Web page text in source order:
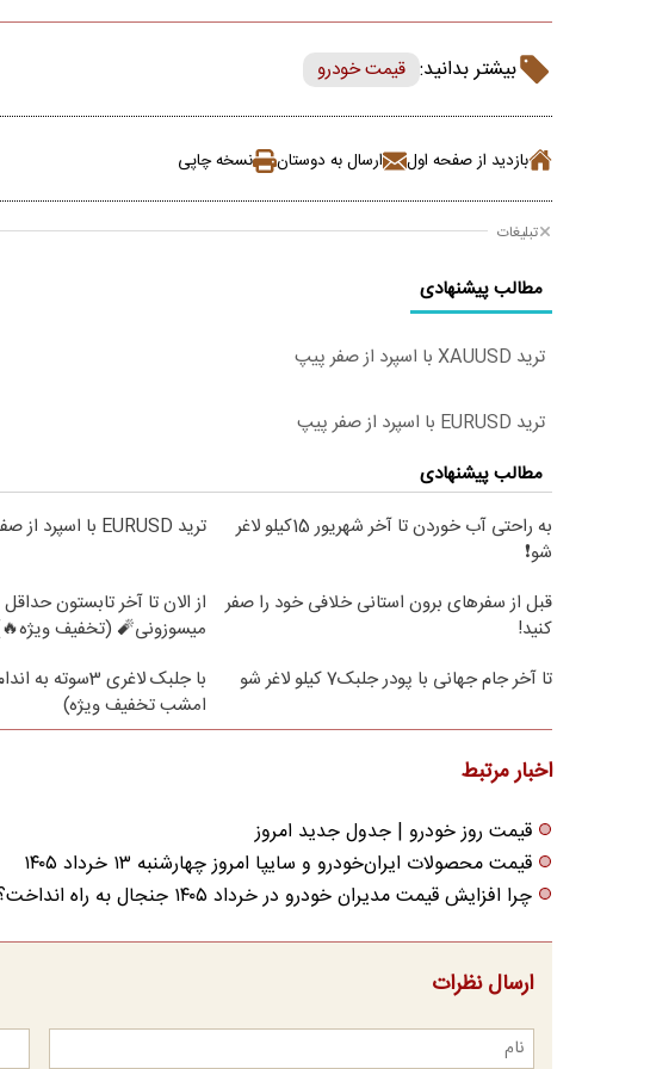
بیشتر بدانید: قیمت خودرو
بازدید از صفحه اول ارسال به دوستان نسخه چاپی
تبلیغات
مطالب پیشنهادی
ترید XAUUSD با اسپرد از صفر پیپ
ترید EURUSD با اسپرد از صفر پیپ
مطالب پیشنهادی
به راحتی آب خوردن تا آخر شهریور 15کیلو لاغر
شو❗
ترید EURUSD با اسپرد از صفر پیپ
قبل از سفرهای برون استانی خلافی خود را صفر
کنید!
میسوزونی🧨 (تخفیف
تا آخر جام جهانی با پودر جلبک7 کیلو لاغر شو
با جلبک لاغری
امشب تخفیف ویژه)
اخبار مرتبط
قیمت روز خودرو | جدول جدید امروز
قیمت محصولات ایران‌خودرو و سایپا امروز چهارشنبه ۱۳ خرداد ۱۴۰۵
چرا افزایش قیمت مدیران خودرو در خرداد ۱۴۰۵ جنجال به راه انداخت؟
ارسال نظرات